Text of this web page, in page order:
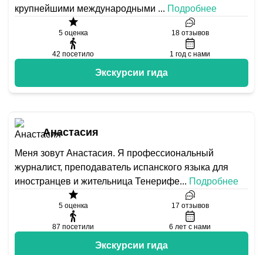
крупнейшими международными ... Подробнее
5оценка 18 отзывов
42 посетило 1 год с нами
Экскурсии гида
Анастасия
Меня зовут Анастасия. Я профессиональный
журналист, преподаватель испанского языка для
иностранцев и жительница Тенерифе... Подробнее
5оценка 17 отзывов
87 посетили 6 лет с нами
Экскурсии гида